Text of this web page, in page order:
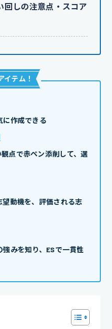
回しの注意点・スコア
イテム ！
に作成できる
点で赤ペン添削して、選
望動機を、評価される志
みを知り、ESで一貫性